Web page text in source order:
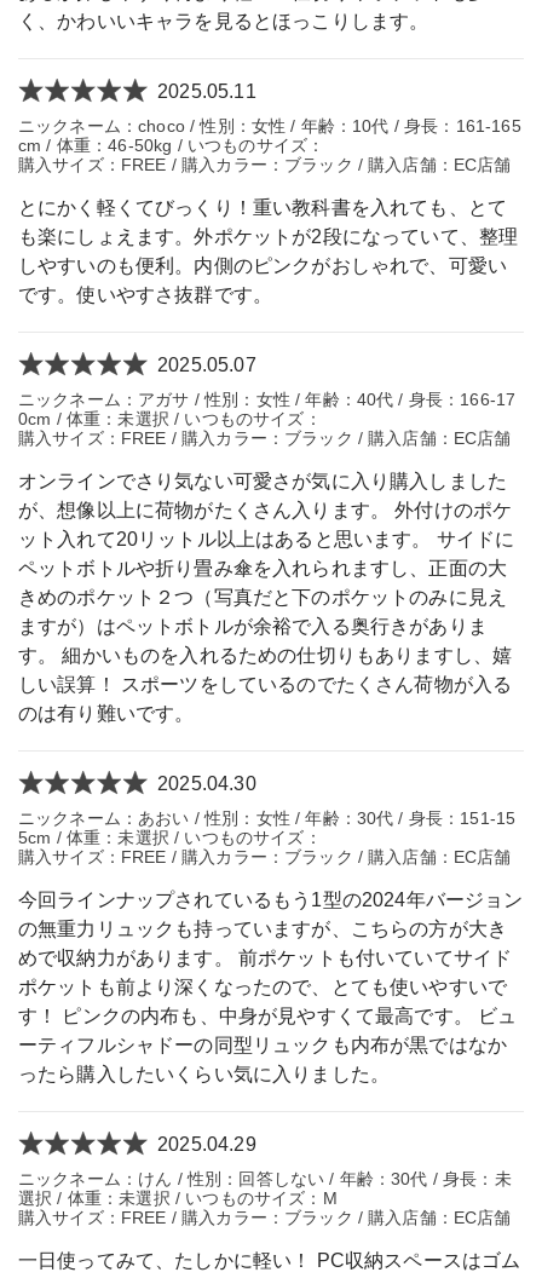
く、かわいいキャラを見るとほっこりします。
2025.05.11
ニックネーム：choco / 性別：女性 / 年齢：10代 / 身長：161-165
cm / 体重：46-50kg / いつものサイズ：
購入サイズ：FREE / 購入カラー：ブラック / 購入店舗：EC店舗
とにかく軽くてびっくり！重い教科書を入れても、とて
も楽にしょえます。外ポケットが2段になっていて、整理
しやすいのも便利。内側のピンクがおしゃれで、可愛い
です。使いやすさ抜群です。
2025.05.07
ニックネーム：アガサ / 性別：女性 / 年齢：40代 / 身長：166-17
0cm / 体重：未選択 / いつものサイズ：
購入サイズ：FREE / 購入カラー：ブラック / 購入店舗：EC店舗
オンラインでさり気ない可愛さが気に入り購入しました
が、想像以上に荷物がたくさん入ります。 外付けのポケ
ット入れて20リットル以上はあると思います。 サイドに
ペットボトルや折り畳み傘を入れられますし、正面の大
きめのポケット２つ（写真だと下のポケットのみに見え
ますが）はペットボトルが余裕で入る奥行きがありま
す。 細かいものを入れるための仕切りもありますし、嬉
しい誤算！ スポーツをしているのでたくさん荷物が入る
のは有り難いです。
2025.04.30
ニックネーム：あおい / 性別：女性 / 年齢：30代 / 身長：151-15
5cm / 体重：未選択 / いつものサイズ：
購入サイズ：FREE / 購入カラー：ブラック / 購入店舗：EC店舗
今回ラインナップされているもう1型の2024年バージョン
の無重力リュックも持っていますが、こちらの方が大き
めで収納力があります。 前ポケットも付いていてサイド
ポケットも前より深くなったので、とても使いやすいで
す！ ピンクの内布も、中身が見やすくて最高です。 ビュ
ーティフルシャドーの同型リュックも内布が黒ではなか
ったら購入したいくらい気に入りました。
2025.04.29
ニックネーム：けん / 性別：回答しない / 年齢：30代 / 身長：未
選択 / 体重：未選択 / いつものサイズ：M
購入サイズ：FREE / 購入カラー：ブラック / 購入店舗：EC店舗
一日使ってみて、たしかに軽い！ PC収納スペースはゴム